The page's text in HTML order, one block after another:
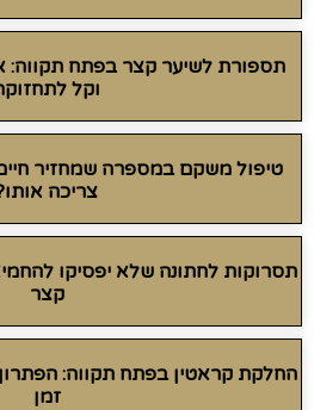
תספורת לשיער קצר בפתח תקווה:
וקל
טיפול משקם במספרה שמחזיר
צריכה
תסרוקות לחתונה שלא יפסיקו
קצר
החלקת קראטין בפתח תקווה:
זמן